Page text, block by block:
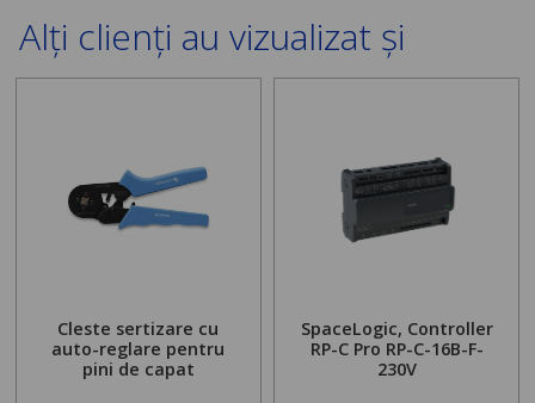
Alți clienți au vizualizat și
Cleste sertizare cu
auto-reglare pentru
pini de capat
SpaceLogic, Controller
RP-C Pro RP-C-16B-F-
230V